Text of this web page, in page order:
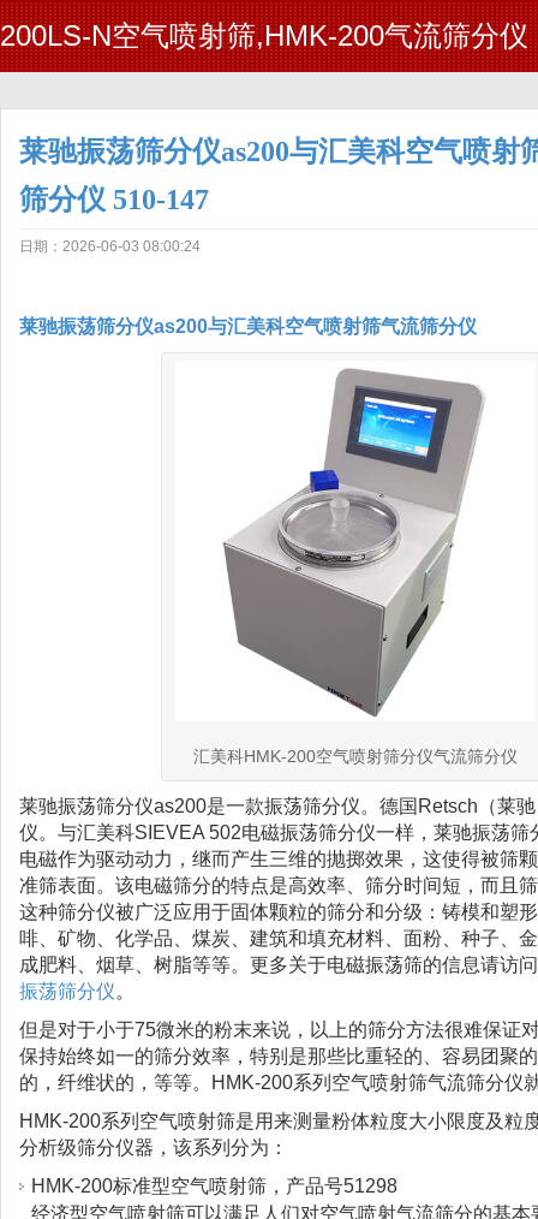
200LS-N空气喷射筛,HMK-200气流筛分仪
莱驰振荡筛分仪as200与汇美科空气喷射
筛分仪 510-147
日期：2026-06-03 08:00:24
莱驰振荡筛分仪as200与汇美科空气喷射筛气流筛分仪
汇美科HMK-200空气喷射筛分仪气流筛分仪
莱驰振荡筛分仪as200是一款振荡筛分仪。德国Retsch（莱
仪。与汇美科SIEVEA 502电磁振荡筛分仪一样，莱驰振荡筛
电磁作为驱动动力，继而产生三维的抛掷效果，这使得被筛
准筛表面。该电磁筛分的特点是高效率、筛分时间短，而且
这种筛分仪被广泛应用于固体颗粒的筛分和分级：铸模和塑
啡、矿物、化学品、煤炭、建筑和填充材料、面粉、种子、
成肥料、烟草、树脂等等。更多关于电磁振荡筛的信息请访问
振荡筛分仪。
但是对于小于75微米的粉末来说，以上的筛分方法很难保证
保持始终如一的筛分效率，特别是那些比重轻的、容易团聚
的，纤维状的，等等。HMK-200系列空气喷射筛气流筛分仪
HMK-200系列空气喷射筛是用来测量粉体粒度大小限度及粒
分析级筛分仪器，该系列分为：
HMK-200标准型空气喷射筛，产品号51298
经济型空气喷射筛可以满足人们对空气喷射气流筛分的基本